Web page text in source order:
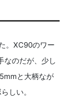
。XC90のワー
なのだが、少し
と大柄なが
しい。